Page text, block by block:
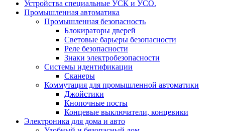
Устройства специальные УСК и УСО.
Промышленная автоматика
Промышленная безопасность
Блокираторы дверей
Световые барьеры безопасности
Реле безопасности
Знаки электробезопасности
Системы идентификации
Сканеры
Коммутация для промышленной автоматики
Джойстики
Кнопочные посты
Концевые выключатели, концевики
Электроника для дома и авто